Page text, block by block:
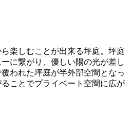
楽しむことが出来る坪庭。坪庭
に繋がり、優しい陽の光が差し
われた坪庭が半外部空間となっ
ことでプライベート空間に広が